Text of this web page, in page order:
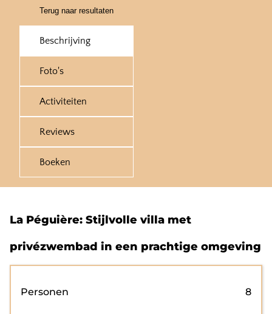
Terug naar resultaten
Beschrijving
Foto's
Activiteiten
Reviews
Boeken
La Péguière: Stijlvolle villa met
privézwembad in een prachtige omgeving
Personen 8